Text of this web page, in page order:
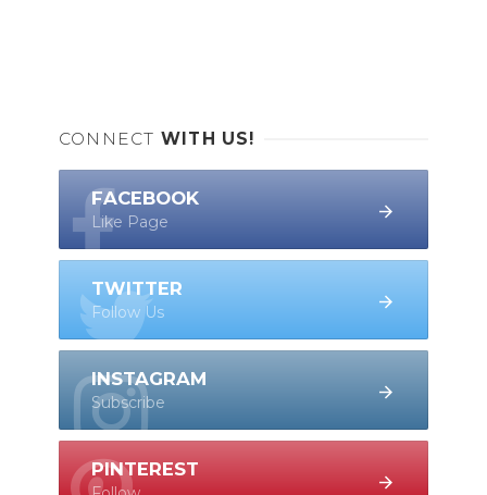
CONNECT WITH US!
FACEBOOK
Like Page
TWITTER
Follow Us
INSTAGRAM
Subscribe
PINTEREST